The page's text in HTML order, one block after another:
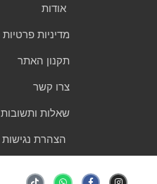
אודות
מדיניות פרטיות
תקנון האתר
צרו קשר
שאלות ותשובות
הצהרת נגישות
n
a
h
i